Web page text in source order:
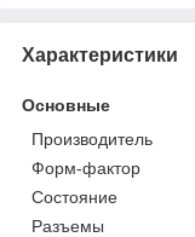
Характеристики
Основные
Производитель
Форм-фактор
Состояние
Разъемы